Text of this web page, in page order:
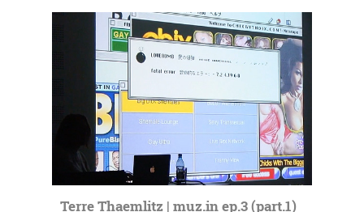
Terre Thaemlitz | muz.in ep.3 (part.1)